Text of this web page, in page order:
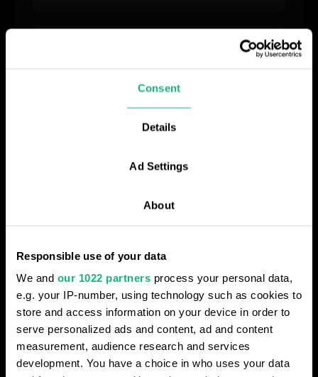
Consent
Details
Ad Settings
About
Responsible use of your data
We and our 1022 partners process your personal data,
e.g. your IP-number, using technology such as cookies to
store and access information on your device in order to
serve personalized ads and content, ad and content
measurement, audience research and services
development. You have a choice in who uses your data
błędy i określaj mocne strony operatorów,
Ocena jakości dialogu
Błędy operatora